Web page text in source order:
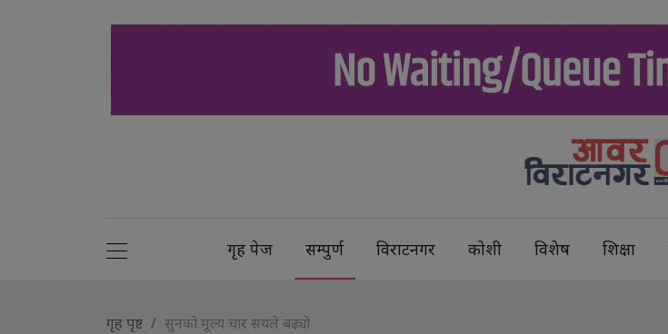
गृह पेज सम्पुर्ण विराटनगर कोशी विशेष शिक्षा
गृह पृष्ट सुनको मूल्य चार सयले बढ्यो